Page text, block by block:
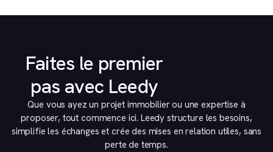
Faites le premier
pas avec Leedy
Que vous ayez un projet immobilier ou une expertise à
proposer, tout commence ici. Leedy structure les besoins,
simplifie les échanges et crée des mises en relation utiles, sans
perte de temps.